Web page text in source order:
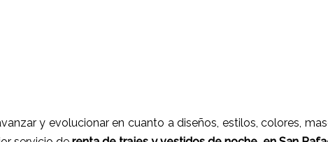
y evolucionar en cuanto a diseños, estilos, colores,